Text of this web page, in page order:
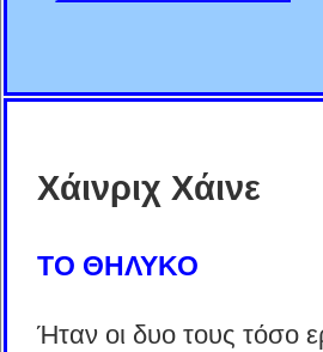
Χάινριχ Χάινε
ΤΟ ΘΗΛΥΚΟ
Ήταν οι δυο τους τόσο